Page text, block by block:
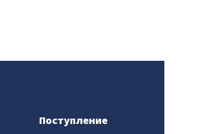
Поступление